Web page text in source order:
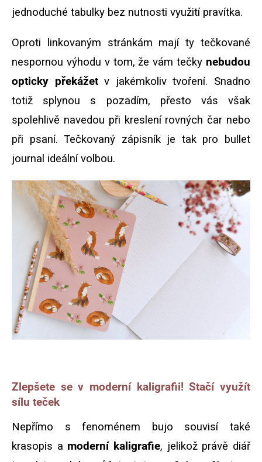
jednoduché tabulky bez nutnosti využití pravítka.
Oproti linkovaným stránkám mají ty tečkované
nespornou výhodu v tom, že vám tečky nebudou
opticky překážetv jakémkoliv tvoření. Snadno
totiž splynou s pozadím, přesto vás však
spolehlivě navedou při kreslení rovných čar nebo
při psaní. Tečkovaný zápisník je tak pro bullet
journal ideální volbou.
Zlepšete se v moderní kaligrafii! Stačí využít
sílu teček
Nepřímo s fenoménem bujo souvisí také
krasopis a moderní kaligrafie, jelikož právě diář